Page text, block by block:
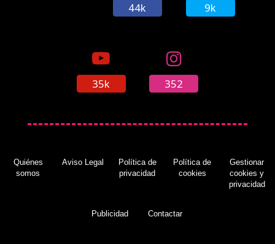
44k 9k
35k 352
Quiénes
somos
Aviso Legal
Política de
privacidad
Política de
cookies
Gestionar
cookies y
privacidad
Publicidad Contactar